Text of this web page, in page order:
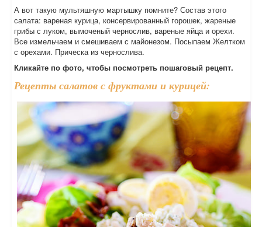
А вот такую мультяшную мартышку помните? Состав этого
салата: вареная курица, консервированный горошек, жареные
грибы с луком, вымоченый чернослив, вареные яйца и орехи.
Все измельчаем и смешиваем с майонезом. Посыпаем Желтком
с орехами. Прическа из чернослива.
Кликайте по фото, чтобы посмотреть пошаговый рецепт.
Рецепты салатов с фруктами и курицей: